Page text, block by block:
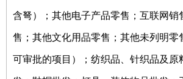
含弩）；其他电子产品零售；互联网销
售；其他文化用品零售；其他未列明零
可审批的项目）；纺织品、针织品及原